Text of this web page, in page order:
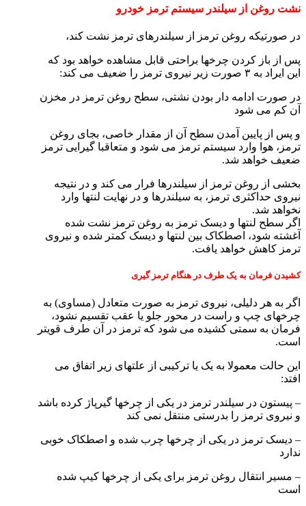
نشت روغن از سیلندر سیستم ترمز خودرو
در صورتیکه روغن ترمز از سیلندرهای ترمز نشت کند،
پس از باز کردن چرخها براحتی قابل مشاهده خواهد بود که
این ایراد به ۳ صورت زیر نیروی ترمز را ضعیف می کند:
در صورت ادامه دار بودن نشتی، سطح روغن ترمز در مخزن
آن کم می شود
و پس از پایین آمدن سطح آن از مقدار خاصی، بجای روغن
ترمز، هوا وارد سیستم ترمز می شود و متعاقبا گیرایی ترمز
ضعیف خواهد شد.
بخشی از روغن ترمز از سیلندرها فرار می کند و در نتیجه
نیروی حداکثری ترمز، به سیلندرها و در نهایت لنتها وارد
نخواهد شد.
اگر سطح لنتها و دیسک ترمز به روغن ترمز نشت شده
آغشته شود، اصطکاک بین لنتها و دیسک کمتر شده و نیروی
ترمز کاهش خواهد یافت.
کشیدن فرمان به یک طرف در هنگام ترمز گیری
اگر به هر دلیلی، نیروی ترمز به صورت متعادل (مساوی) به
چرخهای چپ و راست در محور جلو یا عقب تقسیم نشود،
فرمان به سمتی کشیده می شود که ترمز در آن طرف قویتر
است.
این حالت معمولا به یک یا ترکیبی از علتهای زیر اتفاق می
افتد:
– پیستون در سیلندر ترمز در یکی از چرخها گیرپاژ کرده باشد
و نیروی ترمز را بدرستی منتقل نمی کند
– دیسک ترمز در یکی از چرخها چرب شده و اصطکاک خوبی
ندارد
– مسیر انتقال روغن ترمز برای یکی از چرخها کیپ شده
است